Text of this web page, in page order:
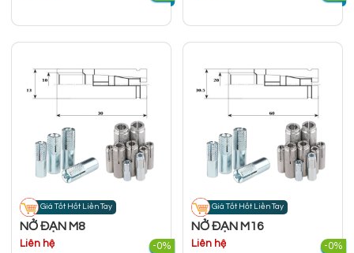
Giá Tốt Hốt Liền Tay
NỞ ĐẠN M8
Liên hệ -0%
Giá Tốt Hốt Liền Tay
NỞ ĐẠN M16
Liên hệ -0%